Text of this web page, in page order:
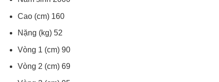
Cao (cm) 160
Nặng (kg) 52
Vòng 1 (cm) 90
Vòng 2 (cm) 69